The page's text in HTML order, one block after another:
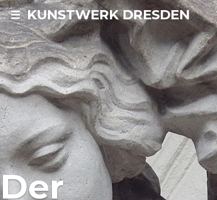
Zum
Hauptinhalt
springen
KUNSTWERK DRESDEN
Der